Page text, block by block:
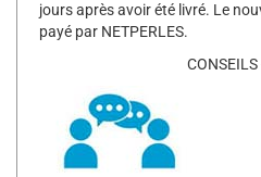
jours après avoir été livré. Le
payé par NETPERLES.
CONSEILS